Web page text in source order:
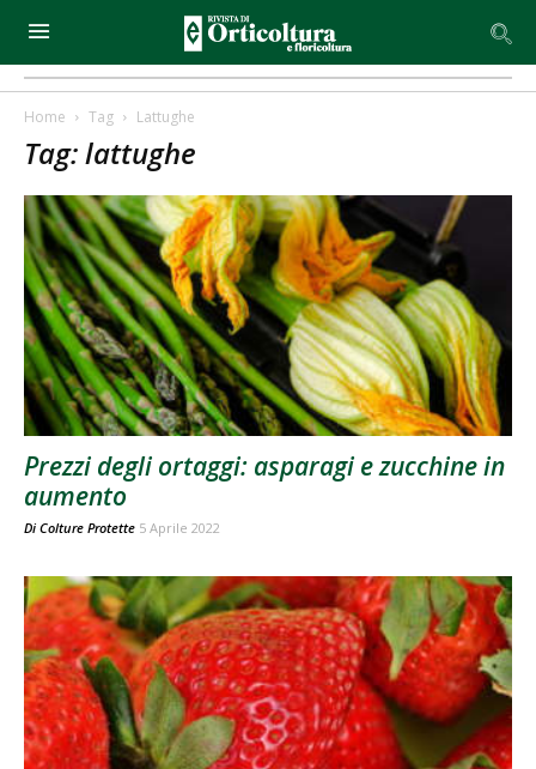
Home Tag Lattughe
Tag: lattughe
Prezzi degli ortaggi: asparagi e zucchine in
aumento
Di Colture Protette 5 Aprile 2022